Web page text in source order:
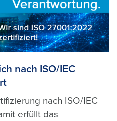
nach ISO/IEC
nach ISO/IEC
erfüllt das